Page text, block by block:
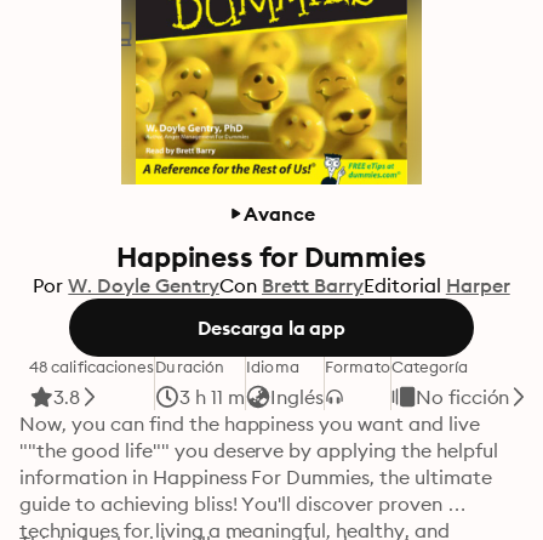
Avance
Happiness for Dummies
Por W. Doyle GentryCon Brett BarryEditorial Harper
Descarga la app
48 calificaciones
3.8
Duración
3 h 11 m
Idioma
Inglés
FormatoCategoría
No ficción
Now, you can find the happiness you want and live
""the good life"" you deserve by applying the helpful
information in Happiness For Dummies, the ultimate
guide to achieving bliss! You'll discover proven
techniques for living a meaningful, healthy, and